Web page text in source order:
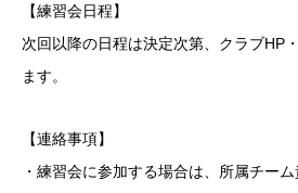
【練習会日程】
次回以降の日程は決定次第、クラブHP
ます。
【連絡事項】
・練習会に参加する場合は、所属チー